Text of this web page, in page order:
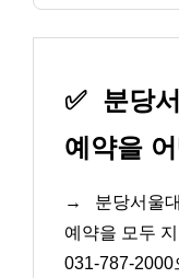
✅ 분당
예약을
→
분당서울
예약을 모두
031-787-2000